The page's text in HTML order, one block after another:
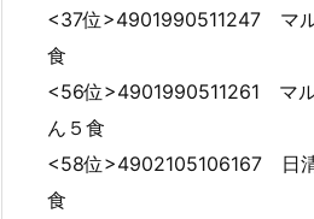
<37位>4901990511247 マ
食
<56位>4901990511261 マ
ん５食
<58位>4902105106167 日
食